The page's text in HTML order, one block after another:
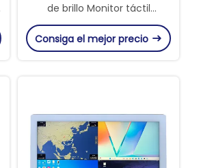
de brillo Monitor táctil
impermeable con
clasificación de resistencia al
Consiga el mejor precio